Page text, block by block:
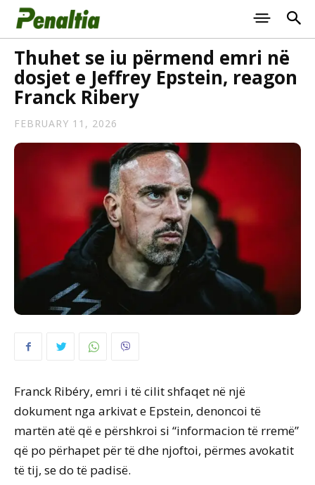
Thuhet se iu përmend emri në
dosjet e Jeffrey Epstein, reagon
Franck Ribery
FEBRUARY 11, 2026
Franck Ribéry, emri i të cilit shfaqet në një
dokument nga arkivat e Epstein, denoncoi të
martën atë që e përshkroi si “informacion të rremë”
që po përhapet për të dhe njoftoi, përmes avokatit
të tij, se do të padisë.